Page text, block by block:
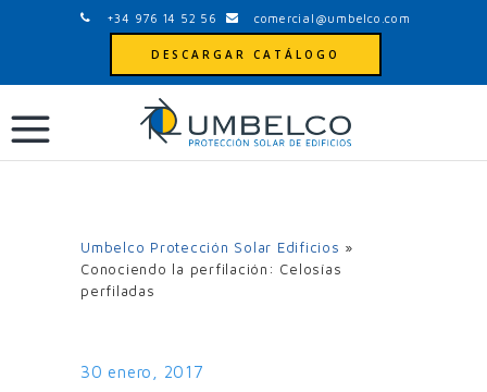
+34 976 14 52 56 comercial@umbelco.com
DESCARGAR CATÁLOGO
Umbelco Protección Solar Edificios »
Conociendo la perfilación: Celosías
perfiladas
30 enero, 2017